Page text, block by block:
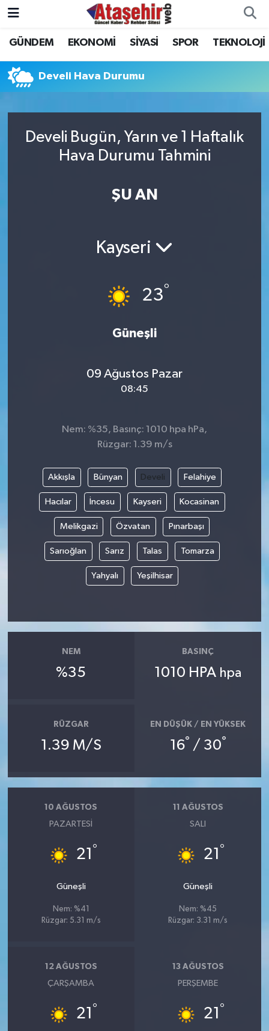
GÜNDEM EKONOMİ SİYASİ SPOR TEKNOLOJİ
Develi Hava Durumu
Develi Bugün, Yarın ve 1 Haftalık
Hava Durumu Tahmini
ŞU AN
Kayseri
23°
Güneşli
09 Ağustos Pazar
08:45
Nem: %35, Basınç: 1010 hpa hPa,
Rüzgar: 1.39 m/s
Akkışla Bünyan Develi Felahiye
Hacılar İncesu Kayseri Kocasinan
Melikgazi Özvatan Pınarbaşı
Sarıoğlan Sarız Talas Tomarza
Yahyalı Yeşilhisar
NEM
%35
BASINÇ
1010 HPA hpa
RÜZGAR
1.39 M/S
EN DÜŞÜK / EN YÜKSEK
16° / 30°
10 AĞUSTOS
PAZARTESI
21 °
Güneşli
Nem: %41
Rüzgar: 5.31 m/s
11 AĞUSTOS
SALI
21 °
Güneşli
Nem: %45
Rüzgar: 3.31 m/s
12 AĞUSTOS
ÇARŞAMBA
21 °
13 AĞUSTOS
PERŞEMBE
21 °
Hava Durumu
Trafik Durumu
Tüm Manşetler